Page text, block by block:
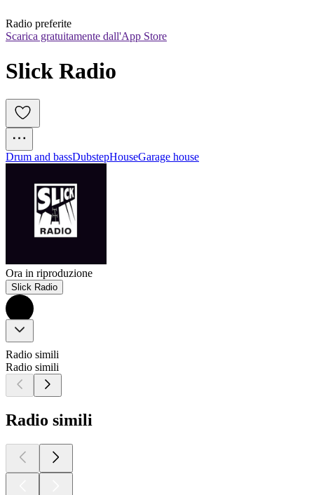
Radio preferite
Scarica gratuitamente dall'App Store
Slick Radio
Drum and bassDubstepHouseGarage house
Ora in riproduzione
Slick Radio
Radio simili
Radio simili
Radio simili